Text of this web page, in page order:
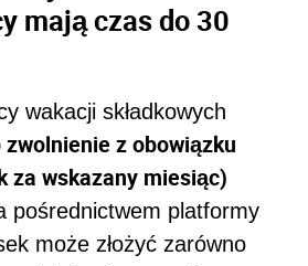
mają czas do 30
wakacji składkowych
zwolnienie z obowiązku
za wskazany miesiąc)
pośrednictwem platformy
może złożyć zarówno